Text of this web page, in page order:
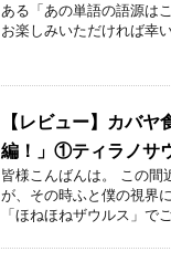
ある「あの単語の語源は
お楽しみいただければ幸
【レビュー】カバ
編！」①ティラノサ
皆様こんばんは。 この間
が、その時ふと僕の視界
「ほねほねザウルス」で